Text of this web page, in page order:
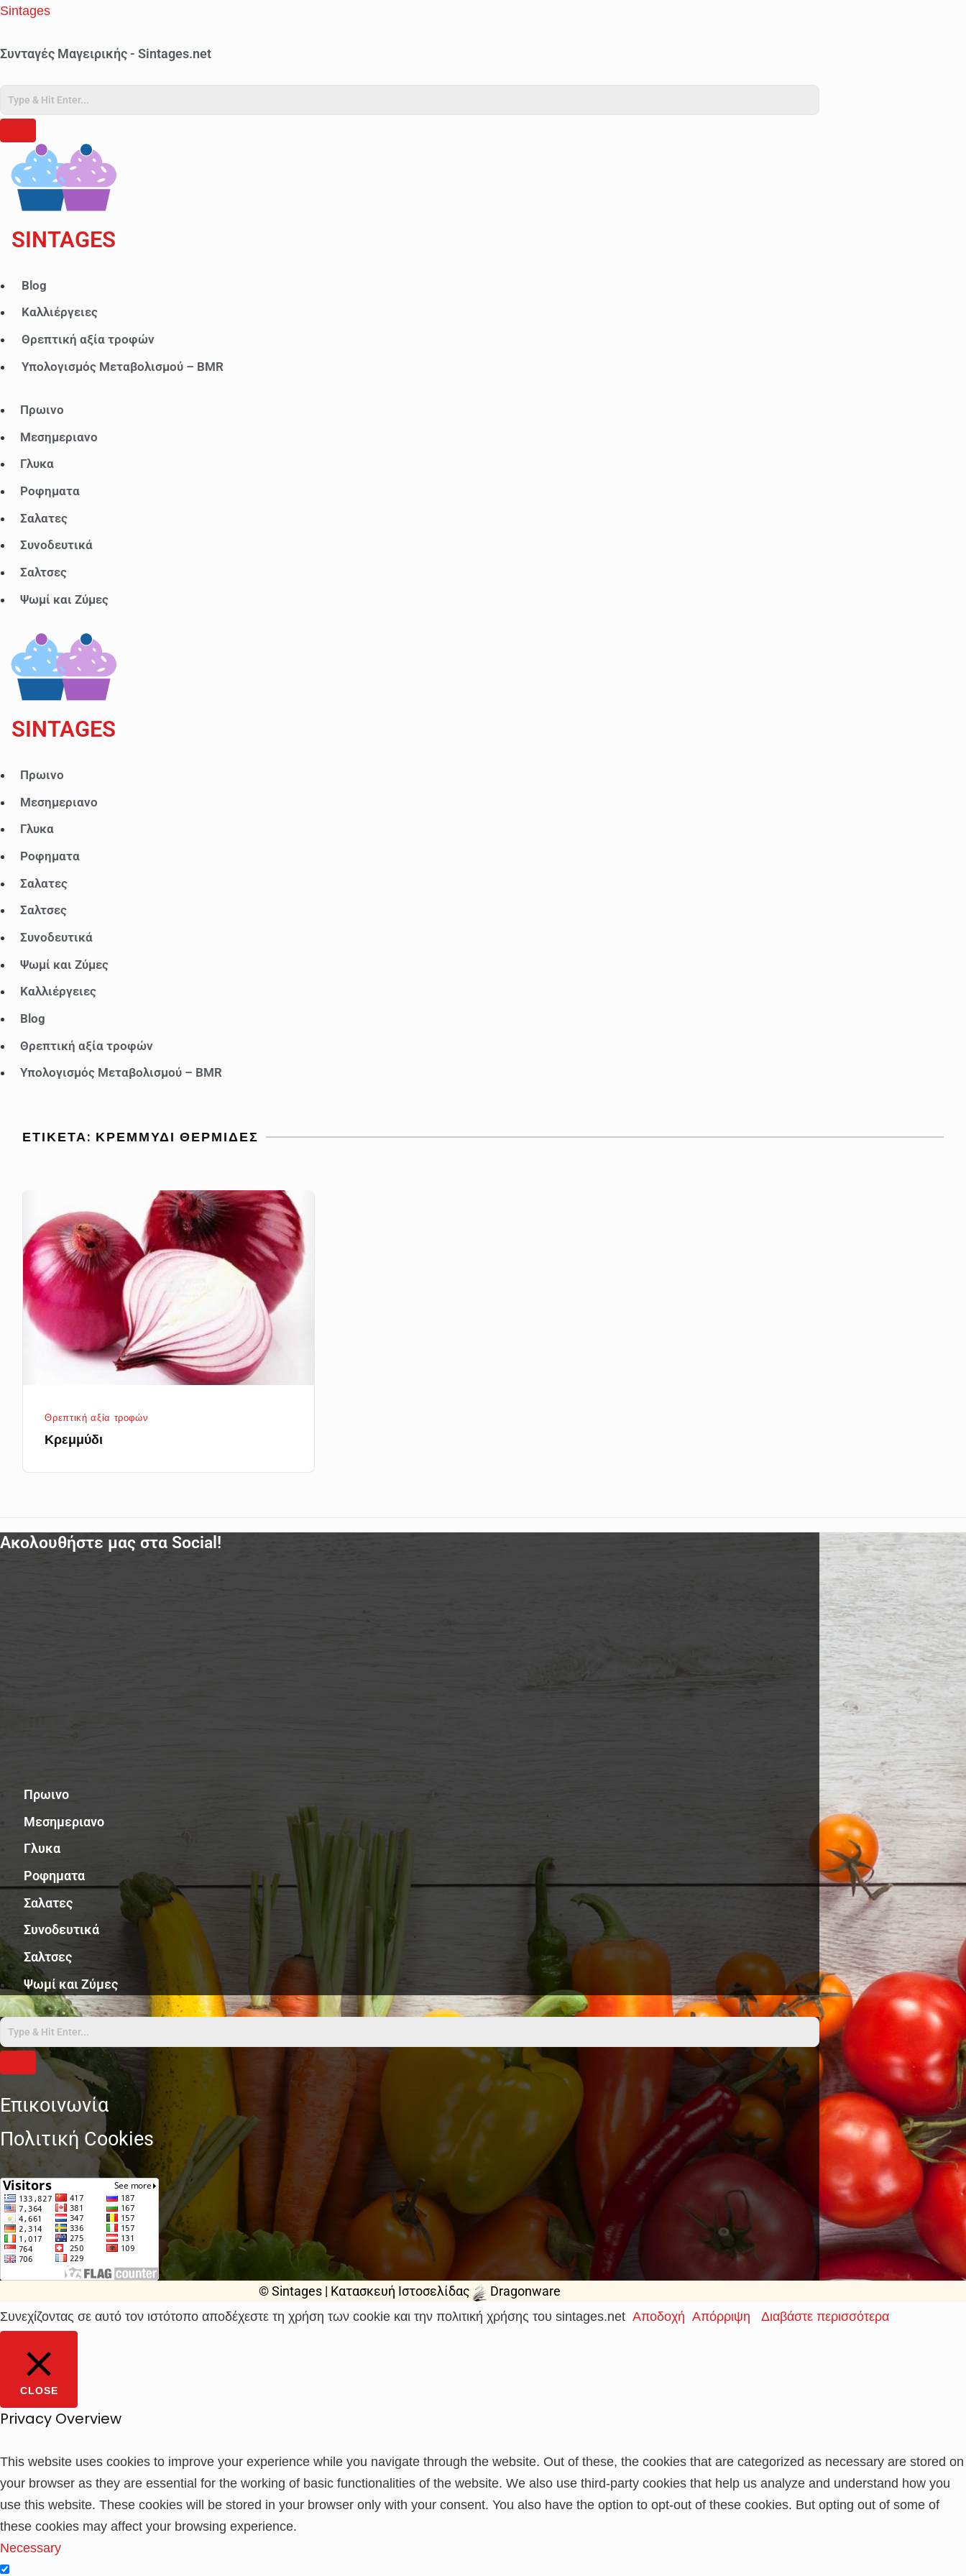
Sintages
Συνταγές Μαγειρικής - Sintages.net
SINTAGES
Μενού
Blog
Καλλιέργειες
Θρεπτική αξία τροφών
Υπολογισμός Μεταβολισμού – BMR
ΜενούΠρωινο
Μεσημεριανο
Γλυκα
Ροφηματα
Σαλατες
Συνοδευτικά
Σαλτσες
Ψωμί και Ζύμες
SINTAGES
ΜενούΠρωινο
Μεσημεριανο
Γλυκα
Ροφηματα
Σαλατες
Σαλτσες
Συνοδευτικά
Ψωμί και Ζύμες
Καλλιέργειες
Blog
Θρεπτική αξία τροφών
Υπολογισμός Μεταβολισμού – BMR
ΕΤΙΚΈΤΑ: ΚΡΕΜΜΎΔΙ ΘΕΡΜΊΔΕΣ
Θρεπτική αξία τροφών
Κρεμμύδι
Ακολουθήστε μας στα Social!
ΜενούΠρωινο
Μεσημεριανο
Γλυκα
Ροφηματα
Σαλατες
Συνοδευτικά
Σαλτσες
Ψωμί και Ζύμες
Επικοινωνία
Πολιτική Cookies
© Sintages | Κατασκευή Ιστοσελίδας
Dragonware
Συνεχίζοντας σε αυτό τον ιστότοπο αποδέχεστε τη χρήση των cookie και την πολιτική χρήσης του sintages.net Αποδοχή Απόρριψη Διαβάστε περισσότερα
CLOSE
Privacy Overview
This website uses cookies to improve your experience while you navigate through the website. Out of these, the cookies that are categorized as necessary are stored on
your browser as they are essential for the working of basic functionalities of the website. We also use third-party cookies that help us analyze and understand how you
use this website. These cookies will be stored in your browser only with your consent. You also have the option to opt-out of these cookies. But opting out of some of
these cookies may affect your browsing experience.
Necessary